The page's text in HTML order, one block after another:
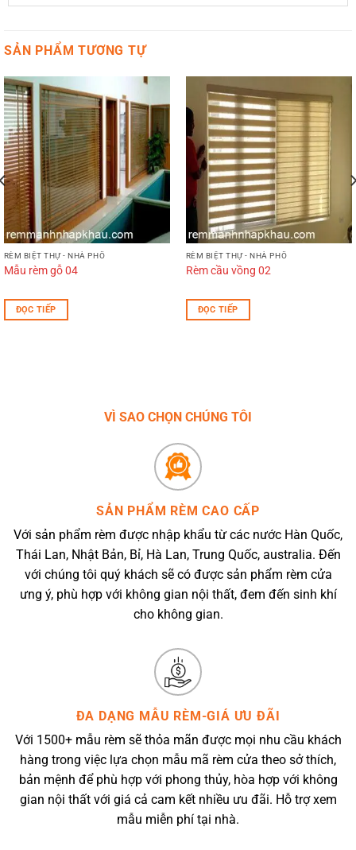
SẢN PHẨM TƯƠNG TỰ
RÈM BIỆT THỰ - NHÀ PHỐ
Mẫu rèm gỗ 04
ĐỌC TIẾP
RÈM BIỆT THỰ - NHÀ PHỐ
Rèm cầu vồng 02
ĐỌC TIẾP
VÌ SAO CHỌN CHÚNG TÔI
SẢN PHẨM RÈM CAO CẤP
Với sản phẩm rèm được nhập khẩu từ các nước Hàn Quốc,
Thái Lan, Nhật Bản, Bỉ, Hà Lan, Trung Quốc, australia. Đến
với chúng tôi quý khách sẽ có được sản phẩm rèm cửa
ưng ý, phù hợp với không gian nội thất, đem đến sinh khí
cho không gian.
ĐA DẠNG MẪU RÈM-GIÁ ƯU ĐÃI
Với 1500+ mẫu rèm sẽ thỏa mãn được mọi nhu cầu khách
hàng trong việc lựa chọn mẫu mã rèm cửa theo sở thích,
bản mệnh để phù hợp với phong thủy, hòa hợp với không
gian nội thất với giá cả cam kết nhiều ưu đãi. Hỗ trợ xem
mẫu miễn phí tại nhà.